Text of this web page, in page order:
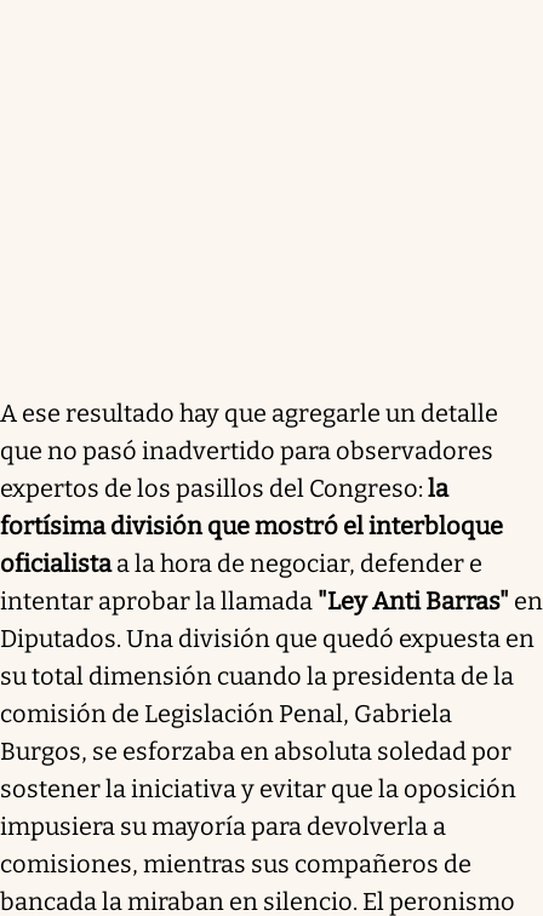
A ese resultado hay que agregarle un detalle
que no pasó inadvertido para observadores
expertos de los pasillos del Congreso: la
fortísima división que mostró el interbloque
oficialistaa la hora de negociar, defender e
intentar aprobar la llamada "Ley Anti Barras" en
Diputados. Una división que quedó expuesta en
su total dimensión cuando la presidenta de la
comisión de Legislación Penal, Gabriela
Burgos, se esforzaba en absoluta soledad por
sostener la iniciativa y evitar que la oposición
impusiera su mayoría para devolverla a
comisiones, mientras sus compañeros de
bancada la miraban en silencio. El peronismo